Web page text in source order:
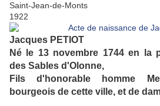
Saint-Jean-de-Monts
1922
Jacques PETIOT
Né le 13 novembre 1744 en la
des Sables d'Olonne,
Fils d'honorable homme
bourgeois de cette ville, et de